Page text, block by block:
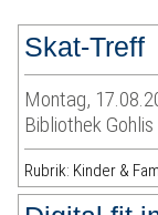
Skat-Treff
Montag,
Bibliothek Gohlis
Rubrik: Kinder &